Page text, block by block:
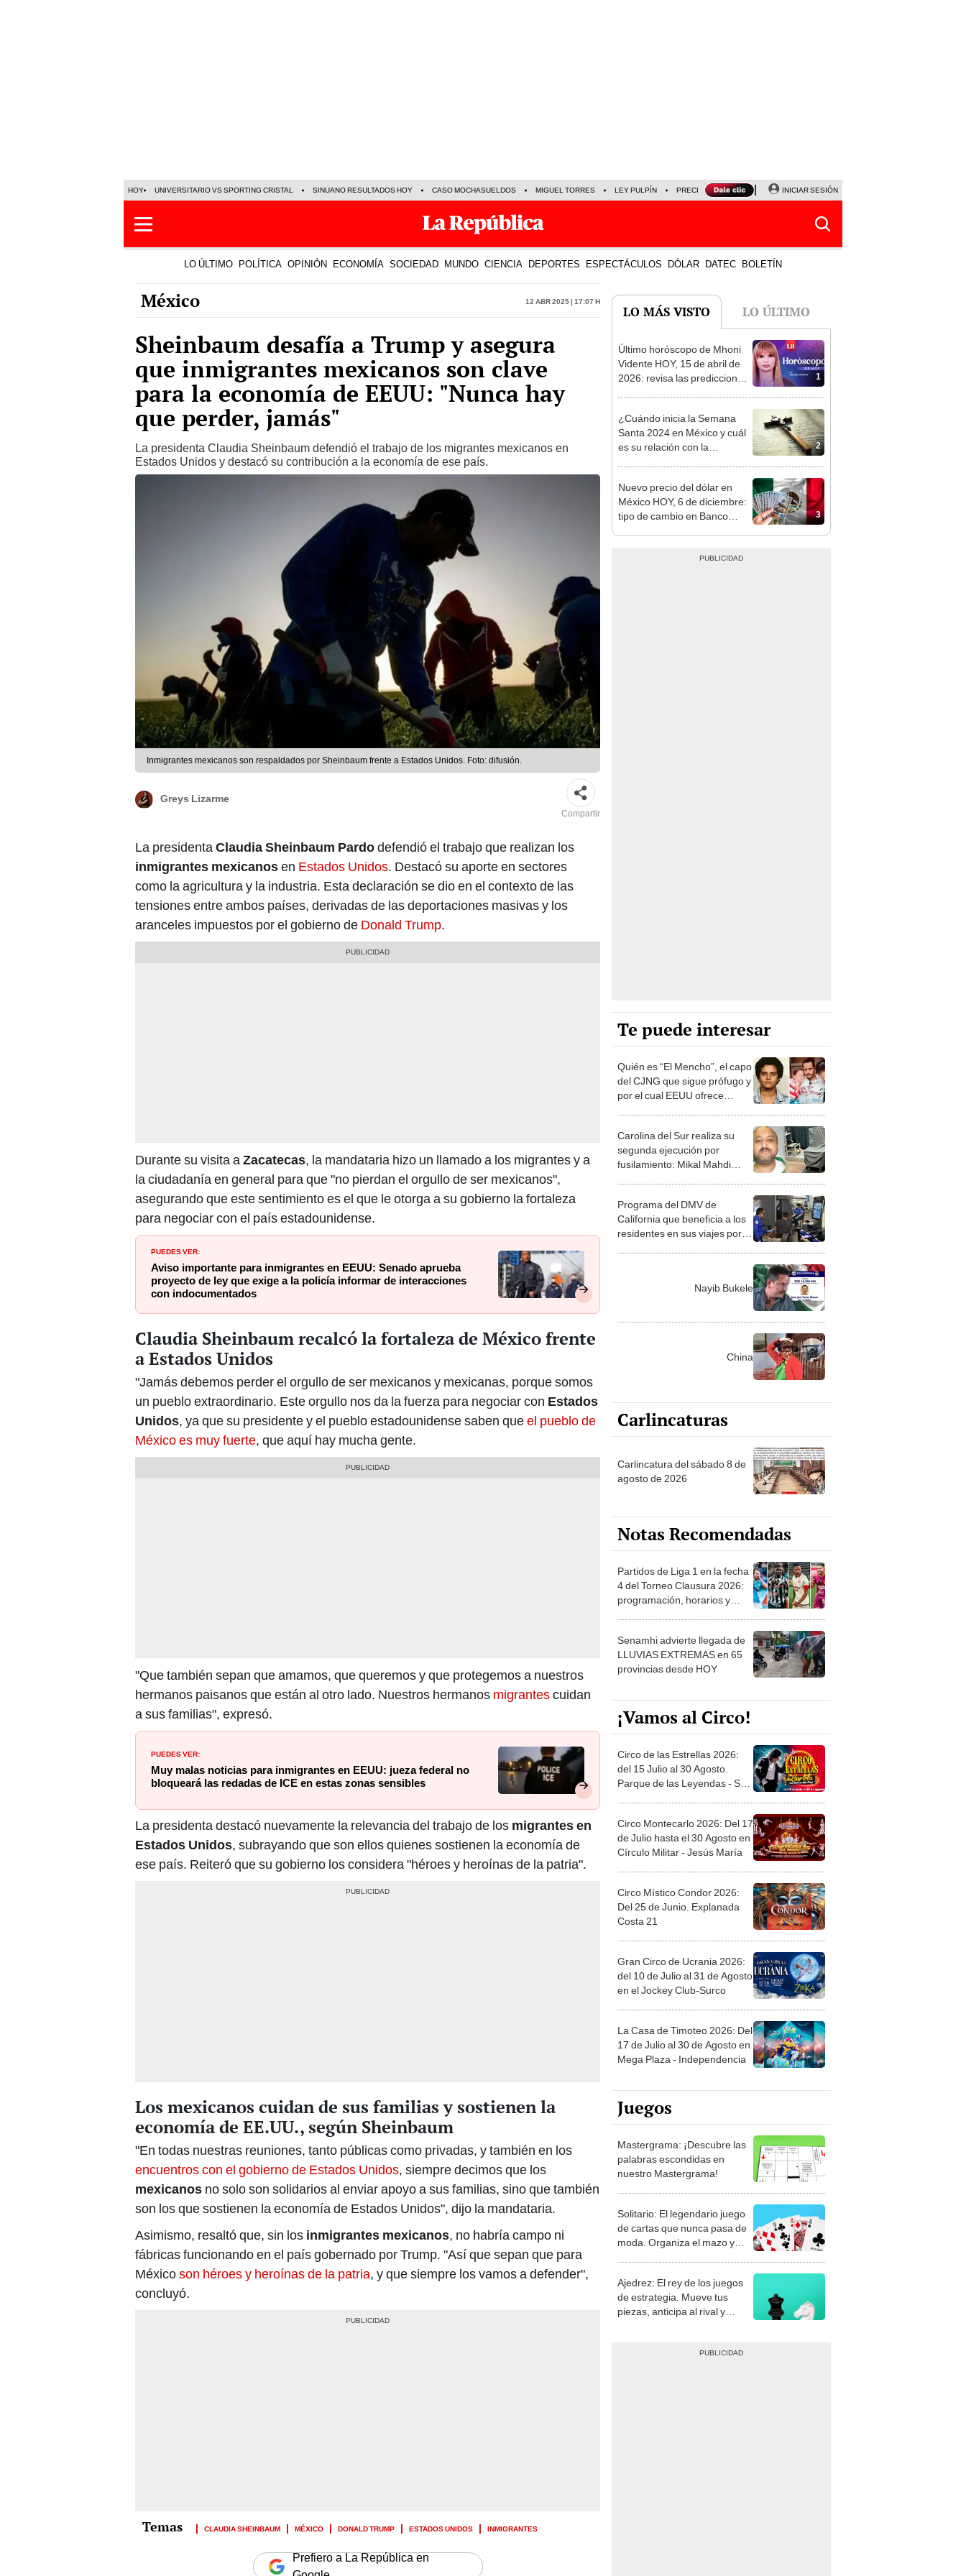
HOY UNIVERSITARIO VS SPORTING CRISTAL SINUANO RESULTADOS HOY CASO MOCHASUELDOS MIGUEL TORRES LEY PULPÍN PRECIO DEL DÓLAR CORTE DE LUZ VIERNES 7 DE AGOSTO
INICIAR SESIÓN
LO ÚLTIMO POLÍTICA OPINIÓN ECONOMÍA SOCIEDAD MUNDO CIENCIA DEPORTES ESPECTÁCULOS DÓLAR DATEC BOLETÍN
México 12 Abr 2025 | 17:07 h
Sheinbaum desafía a Trump y asegura
que inmigrantes mexicanos son clave
para la economía de EEUU: "Nunca hay
que perder, jamás"
La presidenta Claudia Sheinbaum defendió el trabajo de los migrantes mexicanos en
Estados Unidos y destacó su contribución a la economía de ese país.
Inmigrantes mexicanos son respaldados por Sheinbaum frente a Estados Unidos. Foto: difusión.
Greys Lizarme
Compartir
La presidentaClaudia Sheinbaum Pardodefendió el trabajo que realizan los
inmigrantes mexicanosen Estados Unidos. Destacó su aporte en sectores
como la agricultura y la industria. Esta declaración se dio en el contexto de las
tensiones entre ambos países, derivadas de las deportaciones masivas y los
aranceles impuestos por el gobierno de Donald Trump.
Durante su visita aZacatecas, la mandataria hizo un llamado a los migrantes y a
la ciudadanía en general para que "no pierdan el orgullo de ser mexicanos",
asegurando que este sentimiento es el que le otorga a su gobierno la fortaleza
para negociar con el país estadounidense.
PUEDES VER:
Aviso importante para inmigrantes en EEUU: Senado aprueba
proyecto de ley que exige a la policía informar de interacciones
con indocumentados
Claudia Sheinbaum recalcó la fortaleza de México frente
a Estados Unidos
"Jamás debemos perder el orgullo de ser mexicanos y mexicanas, porque somos
un pueblo extraordinario. Este orgullo nos da la fuerza para negociar con Estados
Unidos, ya que su presidente y el pueblo estadounidense saben queel pueblo de
México es muy fuerte, que aquí hay mucha gente.
"Que también sepan que amamos, que queremos y que protegemos a nuestros
hermanos paisanos que están al otro lado. Nuestros hermanos migrantescuidan
a sus familias", expresó.
PUEDES VER:
Muy malas noticias para inmigrantes en EEUU: jueza federal no
bloqueará las redadas de ICE en estas zonas sensibles
La presidenta destacó nuevamente la relevancia del trabajo de los migrantes en
Estados Unidos, subrayando que son ellos quienes sostienen la economía de
ese país. Reiteró que su gobierno los considera "héroes y heroínas de la patria".
Los mexicanos cuidan de sus familias y sostienen la
economía de EE.UU., según Sheinbaum
"En todas nuestras reuniones, tanto públicas como privadas, y también en los
encuentros con el gobierno de Estados Unidos, siempre decimos que los
mexicanos no solo son solidarios al enviar apoyo a sus familias, sino que también
son los que sostienen la economía de Estados Unidos", dijo la mandataria.
Asimismo, resaltó que, sin los inmigrantes mexicanos, no habría campo ni
fábricas funcionando en el país gobernado por Trump. "Así que sepan que para
Méxicoson héroes y heroínas de la patria, y que siempre los vamos a defender",
concluyó.
CLAUDIA SHEINBAUM MÉXICO DONALD TRUMP ESTADOS UNIDOS INMIGRANTES
Prefiero a La República en
LO MÁS VISTO LO ÚLTIMO
1
Último horóscopo de Mhoni
Vidente HOY, 15 de abril de
2026: revisa las predicciones
2
¿Cuándo inicia la Semana
Santa 2024 en México y cuál
es su relación con la
3
Nuevo precio del dólar en
México HOY, 6 de diciembre:
tipo de cambio en Banco
Te puede interesar
Quién es “El Mencho”, el capo
del CJNG que sigue prófugo y
por el cual EEUU ofrece
Carolina del Sur realiza su
segunda ejecución por
fusilamiento: Mikal Mahdi
Programa del DMV de
California que beneficia a los
residentes en sus viajes por
Nayib Bukele
China
Carlincaturas
Carlincatura del sábado 8 de
agosto de 2026
Notas Recomendadas
Partidos de Liga 1 en la fecha
4 del Torneo Clausura 2026:
programación, horarios y
Senamhi advierte llegada de
LLUVIAS EXTREMAS en 65
provincias desde HOY
¡Vamos al Circo!
Circo de las Estrellas 2026:
del 15 Julio al 30 Agosto.
Parque de las Leyendas - San
Circo Montecarlo 2026: Del 17
de Julio hasta el 30 Agosto en
Círculo Militar - Jesús María
Circo Místico Condor 2026:
Del 25 de Junio. Explanada
Costa 21
Gran Circo de Ucrania 2026:
del 10 de Julio al 31 de Agosto
en el Jockey Club-Surco
La Casa de Timoteo 2026: Del
17 de Julio al 30 de Agosto en
Mega Plaza - Independencia
Juegos
Mastergrama: ¡Descubre las
palabras escondidas en
nuestro Mastergrama!
Solitario: El legendario juego
de cartas que nunca pasa de
moda. Organiza el mazo y
Ajedrez: El rey de los juegos
de estrategia. Mueve tus
piezas, anticipa al rival y